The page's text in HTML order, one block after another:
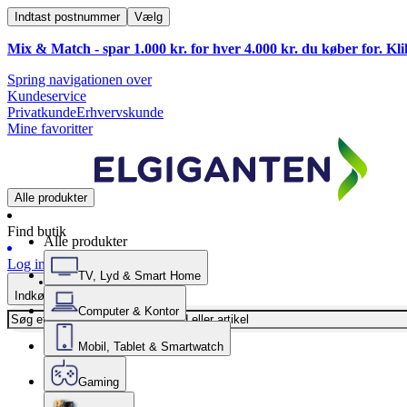
Indtast postnummer Vælg
Mix & Match - spar 1.000 kr. for hver 4.000 kr. du køber for.
Spring navigationen over
Kundeservice
PrivatkundeErhvervskunde
Mine favoritter
Alle produkter
Find butik
Log ind
Indkøbskurv
Alle produkter
TV, Lyd & Smart Home
Computer & Kontor
Mobil, Tablet & Smartwatch
Gaming